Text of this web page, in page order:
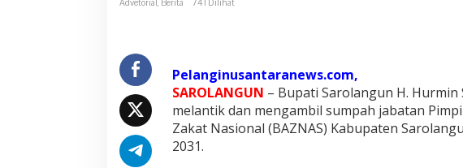
l
a
n
Advetorial, Berita 741 Dilihat
Pelanginusantaranews.com,
SAROLANGUN – Bupati Sarolangun H. Hurmin
melantik dan mengambil sumpah jabatan
Zakat Nasional (BAZNAS) Kabupaten
2031.